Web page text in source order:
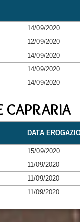
14/09/2020
12/09/2020
14/09/2020
14/09/2020
14/09/2020
CAPRARIA
DATA
15/09/2020
11/09/2020
11/09/2020
11/09/2020